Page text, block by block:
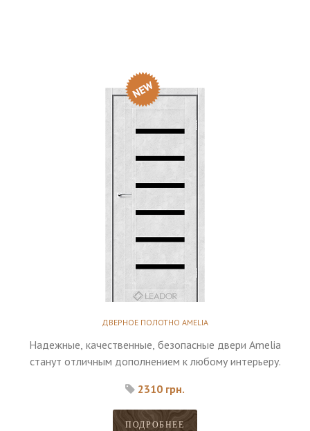
ДВЕРНОЕ ПОЛОТНО AMELIA
Надежные, качественные, безопасные двери Amelia
станут отличным дополнением к любому интерьеру.
2310 грн.
ПОДРОБНЕЕ